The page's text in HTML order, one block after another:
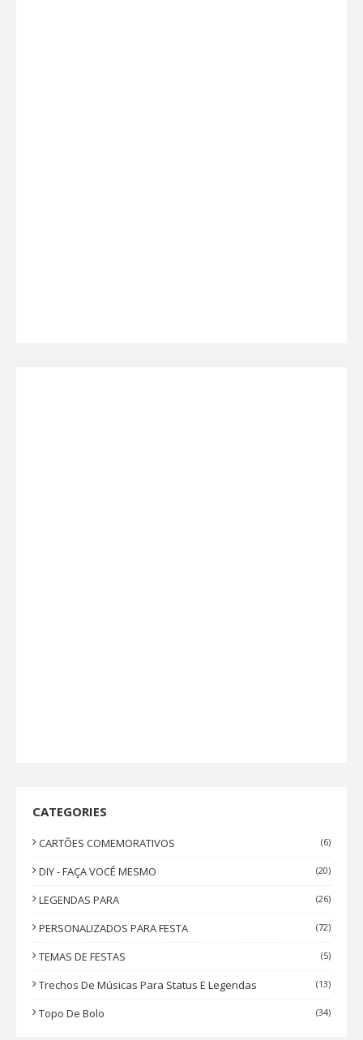
CATEGORIES
CARTÕES COMEMORATIVOS (6)
DIY - FAÇA VOCÊ MESMO (20)
LEGENDAS PARA (26)
PERSONALIZADOS PARA FESTA (72)
TEMAS DE FESTAS (5)
Trechos De Músicas Para Status E Legendas (13)
Topo De Bolo (34)